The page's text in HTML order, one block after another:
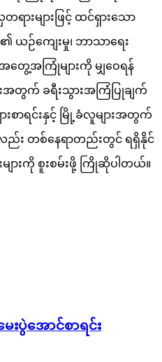
ားများဖြင့် ထင်ရှားသော
ယဉ်ကျေးမှု၊ ဘာသာရေး
တွေ့အကြုံများကို မျှဝေရန်
တွက် ခရီးသွားအကြံပြုချက်
ျားစာရင်းနှင့် မြို့ခံလူများအတွက်
း တစ်နေရာတည်းတွင် ရရှိနိုင်
ားကို စူးစမ်းဖို့ ကြိုဆိုပါတယ်။
းပွဲအောင်စာရင်း